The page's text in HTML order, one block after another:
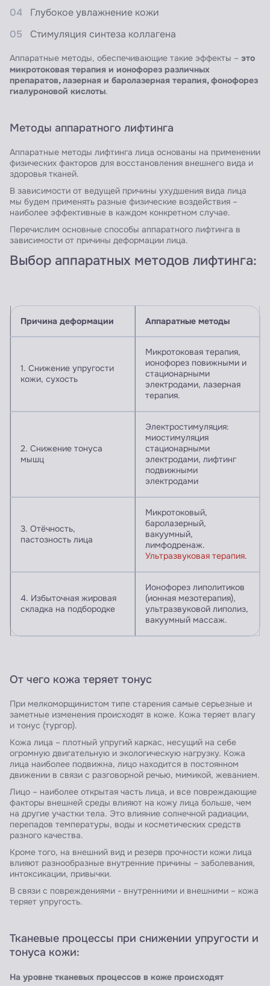
Глубокое увлажнение кожи
Стимуляция синтеза коллагена
Аппаратные методы, обеспечивающие такие эффекты – это
микротоковая терапия и ионофорез различных
препаратов, лазерная и баролазерная терапия, фонофорез
гиалуроновой кислоты.
Методы аппаратного лифтинга
Аппаратные методы лифтинга лица основаны на применении
физических факторов для восстановления внешнего вида и
здоровья тканей.
В зависимости от ведущей причины ухудшения вида лица
мы будем применять разные физические воздействия –
наиболее эффективные в каждом конкретном случае.
Перечислим основные способы аппаратного лифтинга в
зависимости от причины деформации лица.
Выбор аппаратных методов лифтинга:
Причина деформации Аппаратные методы
1. Снижение упругости
кожи, сухость
Микротоковая терапия,
ионофорез повижными и
стационарными
электродами, лазерная
терапия.
2. Снижение тонуса
мышц
Электростимуляция:
миостимуляция
стационарными
электродами, лифтинг
подвижными
электродами
3. Отёчность,
пастозность лица
Микротоковый,
баролазерный,
вакуумный,
лимфодренаж.
Ультразвуковая терапия.
4. Избыточная жировая
складка на подбородке
Ионофорез липолитиков
(ионная мезотерапия),
ультразвуковой липолиз,
вакуумный массаж.
От чего кожа теряет тонус
При мелкоморщинистом типе старения самые серьезные и
заметные изменения происходят в коже. Кожа теряет влагу
и тонус (тургор).
Кожа лица – плотный упругий каркас, несущий на себе
огромную двигательную и экологическую нагрузку. Кожа
лица наиболее подвижна, лицо находится в постоянном
движении в связи с разговорной речью, мимикой, жеванием.
Лицо – наиболее открытая часть лица, и все повреждающие
факторы внешней среды влияют на кожу лица больше, чем
на другие участки тела. Это влияние солнечной радиации,
перепадов температуры, воды и косметических средств
разного качества.
Кроме того, на внешний вид и резерв прочности кожи лица
влияют разнообразные внутренние причины – заболевания,
интоксикации, привычки.
В связи с повреждениями - внутренними и внешними – кожа
теряет упругость.
Тканевые процессы при снижении упругости и
тонуса кожи:
На уровне тканевых процессов в коже происходят